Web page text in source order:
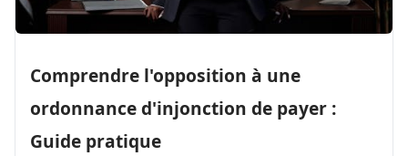
Comprendre l'opposition à une
ordonnance d'injonction de payer :
Guide pratique